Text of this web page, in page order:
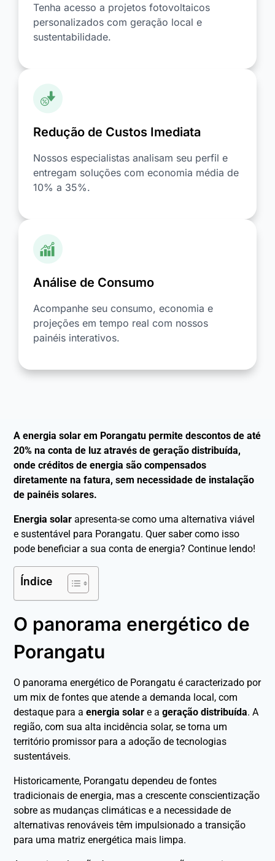
Tenha acesso a projetos fotovoltaicos
personalizados com geração local e
sustentabilidade.
Redução de Custos Imediata
Nossos especialistas analisam seu perfil e
entregam soluções com economia média de
10% a 35%.
Análise de Consumo
Acompanhe seu consumo, economia e
projeções em tempo real com nossos
painéis interativos.
A energia solar em Porangatu permite descontos de até
20% na conta de luz através de geração distribuída,
onde créditos de energia são compensados
diretamente na fatura, sem necessidade de instalação
de painéis solares.
Energia solar apresenta-se como uma alternativa viável
e sustentável para Porangatu. Quer saber como isso
pode beneficiar a sua conta de energia? Continue lendo!
Índice
O panorama energético de
Porangatu
O panorama energético de Porangatu é caracterizado por
um mix de fontes que atende a demanda local, com
destaque para aenergia solar e ageração distribuída. A
região, com sua alta incidência solar, se torna um
território promissor para a adoção de tecnologias
sustentáveis.
Historicamente, Porangatu dependeu de fontes
tradicionais de energia, mas a crescente conscientização
sobre as mudanças climáticas e a necessidade de
alternativas renováveis têm impulsionado a transição
para uma matriz energética mais limpa.